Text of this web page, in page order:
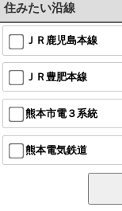
住みたい沿線
ＪＲ鹿児島本線
ＪＲ豊肥本線
熊本市電３系統
熊本電気鉄道